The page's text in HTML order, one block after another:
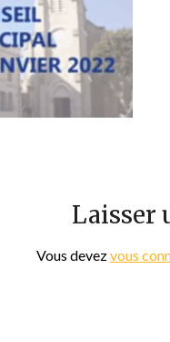
Laisser
Vous devezvous